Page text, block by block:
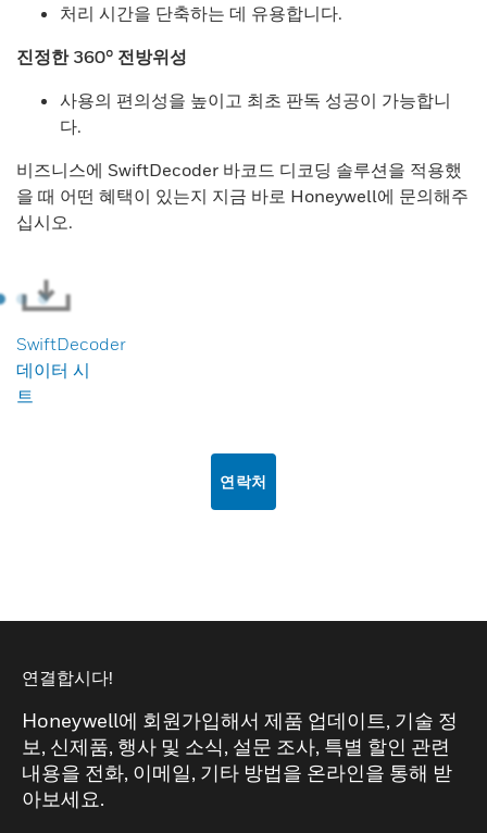
처리 시간을 단축하는 데 유용합니다.
진정한 360° 전방위성
사용의 편의성을 높이고 최초 판독 성공이 가능합니
다.
비즈니스에 SwiftDecoder 바코드 디코딩 솔루션을 적용했
을 때 어떤 혜택이 있는지 지금 바로 Honeywell에 문의해주
십시오.
SwiftDecoder
데이터 시
트
연락처
연결합시다!
Honeywell에 회원가입해서 제품 업데이트, 기술 정
보, 신제품, 행사 및 소식, 설문 조사, 특별 할인 관련
내용을 전화, 이메일, 기타 방법을 온라인을 통해 받
아보세요.